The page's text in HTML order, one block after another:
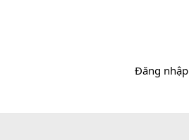
Đăng nhập